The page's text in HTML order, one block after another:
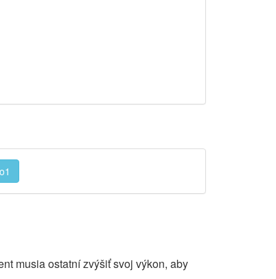
musia ostatní zvýšiť svoj výkon, aby